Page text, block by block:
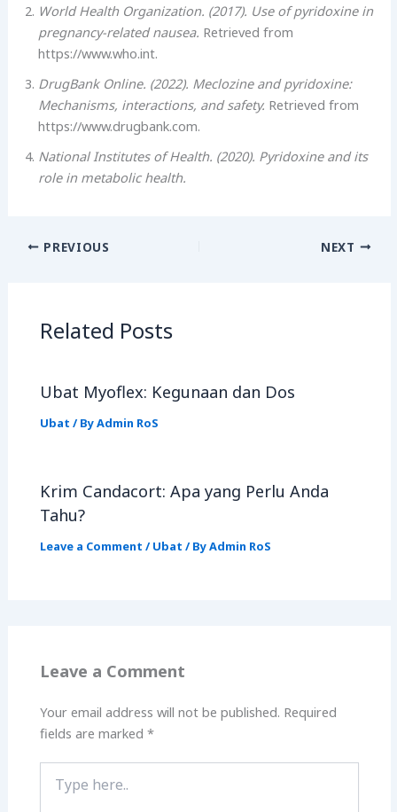
World Health Organization. (2017). Use of pyridoxine in
pregnancy-related nausea. Retrieved from
https://www.who.int.
DrugBank Online. (2022). Meclozine and pyridoxine:
Mechanisms, interactions, and safety. Retrieved from
https://www.drugbank.com.
National Institutes of Health. (2020). Pyridoxine and its
role in metabolic health.
PREVIOUS NEXT
Related Posts
Ubat Myoflex: Kegunaan dan Dos
Ubat / ByAdmin RoS
Krim Candacort: Apa yang Perlu Anda
Tahu?
Leave a Comment / Ubat / ByAdmin RoS
Leave a Comment
Your email address will not be published. Required
fields are marked*
here..